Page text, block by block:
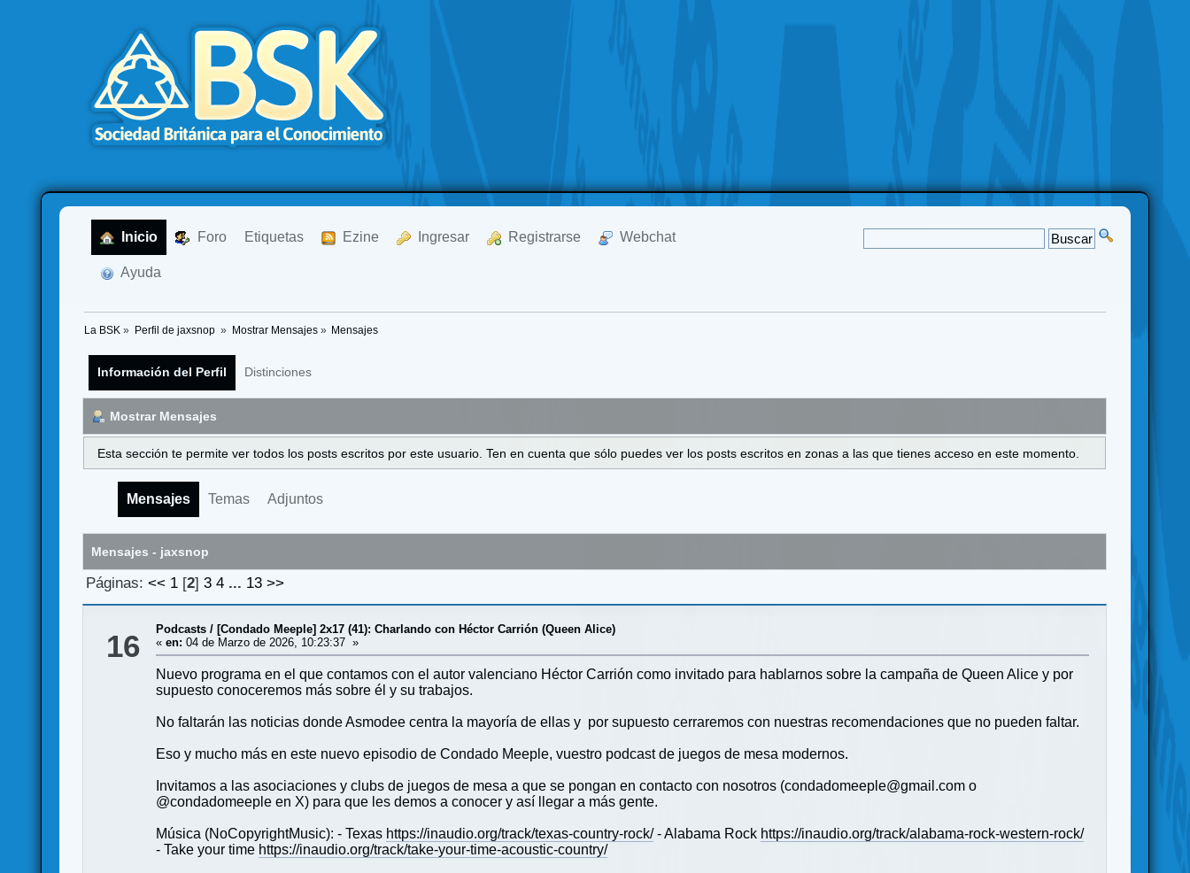
Inicio Foro Etiquetas Ezine Ingresar Registrarse Webchat
Ayuda
La BSK » Perfil de jaxsnop » Mostrar Mensajes» Mensajes
Información del Perfil Distinciones
Mostrar Mensajes
Esta sección te permite ver todos los posts escritos por este usuario. Ten en cuenta que sólo puedes ver los posts escritos en zonas a las que tienes acceso en este momento.
Mensajes Temas Adjuntos
Mensajes - jaxsnop
Páginas: << 1[2] 3 4 ... 13 >>
16 Podcasts / [Condado Meeple] 2x17 (41): Charlando con Héctor Carrión (Queen Alice)
«en: 04 de Marzo de 2026, 10:23:37 »
Nuevo programa en el que contamos con el autor valenciano Héctor Carrión como invitado para hablarnos sobre la campaña de Queen Alice y por
supuesto conoceremos más sobre él y su trabajos.
No faltarán las noticias donde Asmodee centra la mayoría de ellas y por supuesto cerraremos con nuestras recomendaciones que no pueden faltar.
Eso y mucho más en este nuevo episodio de Condado Meeple, vuestro podcast de juegos de mesa modernos.
Invitamos a las asociaciones y clubs de juegos de mesa a que se pongan en contacto con nosotros (condadomeeple@gmail.com o
@condadomeeple en X) para que les demos a conocer y así llegar a más gente.
Música (NoCopyrightMusic): - Texas https://inaudio.org/track/texas-country-rock/- Alabama Rock https://inaudio.org/track/alabama-rock-western-rock/
- Take your time https://inaudio.org/track/take-your-time-acoustic-country/